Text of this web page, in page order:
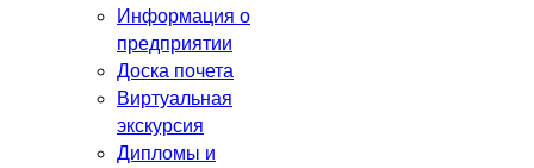
Информация о
предприятии
Доска почета
Виртуальная
экскурсия
Дипломы и